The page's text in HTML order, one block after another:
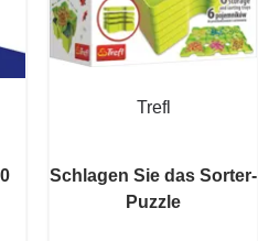
Trefl
Schlagen Sie das Sorter-
Puzzle